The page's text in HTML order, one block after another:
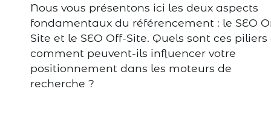
Nous vous présentons ici les deux aspects
fondamentaux du référencement : le SEO
Site et le SEO Off-Site. Quels sont ces piliers
comment peuvent-ils influencer votre
positionnement dans les moteurs de
recherche ?